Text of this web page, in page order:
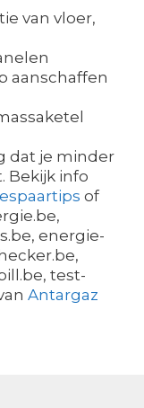
van vloer,
aanschaffen
dat je minder
Bekijk info
of
energie-
test-
Antargaz